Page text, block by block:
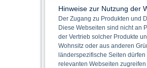
Hinweise zur Nutzung der
Der Zugang zu Produkten und
Diese Webseiten sind nicht an
der Vertrieb solcher Produkte
Wohnsitz oder aus anderen
länderspezifische Seiten
relevanten Webseiten